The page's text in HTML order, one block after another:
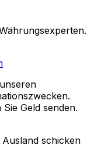
Geld senden.
Ausland schicken